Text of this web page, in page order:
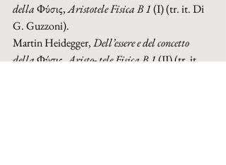
della Φύσις, Aristotele Fisica B 1 (I) (tr. it. Di
G. Guzzoni).
Martin Heidegger, Dell’essere e del concetto
della Φύσις, Aristo- tele Fisica B 1 (II) (tr. it.